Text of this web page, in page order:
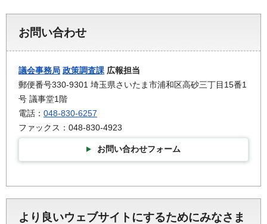
お問い合わせ
議会事務局 政策調査課 広報担当
郵便番号330-9301 埼玉県さいたま市浦和区高砂三丁目15番1
号 議事堂1階
電話： 048-830-6257
ファックス：048-830-4923
お問い合わせフォーム
より良いウェブサイトにするためにみなさま